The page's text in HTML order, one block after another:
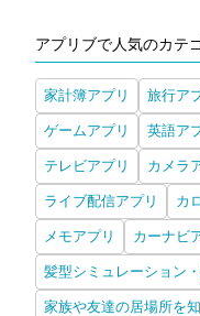
アプリブで人気のカテ
家計簿アプリ 旅行ア
ゲームアプリ 英語ア
テレビアプリ カメラ
ライブ配信アプリ カ
メモアプリ カーナビ
髪型シミュレーション
家族や友達の居場所を